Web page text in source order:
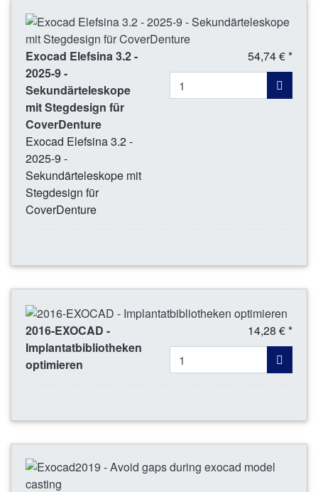
Exocad Elefsina 3.2 -
2025-9 -
Sekundärteleskope
mit Stegdesign für
CoverDenture
Exocad Elefsina 3.2 -
2025-9 -
Sekundärteleskope mit
Stegdesign für
CoverDenture
54,74 € *
2016-EXOCAD -
Implantatbibliotheken
optimieren
14,28 € *